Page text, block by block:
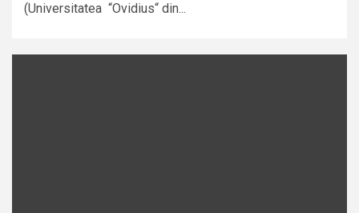
(Universitatea “Ovidius“ din...